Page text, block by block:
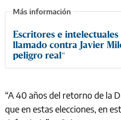
Escritores e
llamado contra Javier
peligro real"
“A 40 años del retorno de la
que en estas elecciones, en